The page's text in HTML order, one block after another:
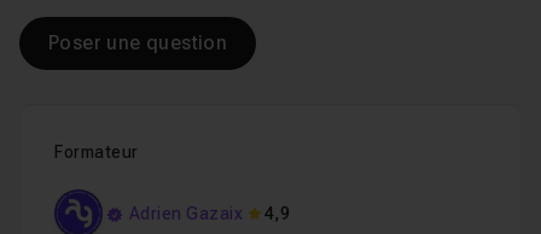
Formateur
Adrien Gazaix 4,9
Poser une question